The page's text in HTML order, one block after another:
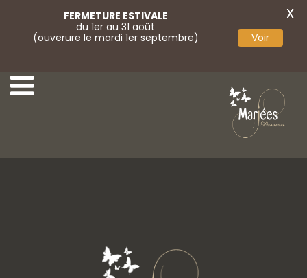
FERMETURE ESTIVALE
du 1er au 31 août
(ouverure le mardi 1er septembre)
Voir
X